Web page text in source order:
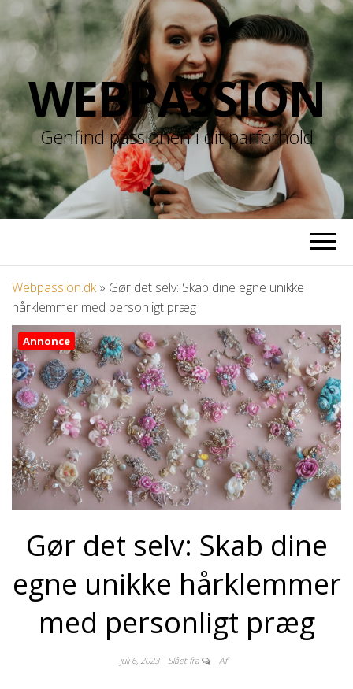
WEBPASSION
Genfind passionen i dit parforhold
Webpassion.dk» Gør det selv: Skab dine egne unikke
hårklemmer med personligt præg
Annonce
Gør det selv: Skab dine
egne unikke hårklemmer
med personligt præg
juli 6, 2023 Slået fra Af